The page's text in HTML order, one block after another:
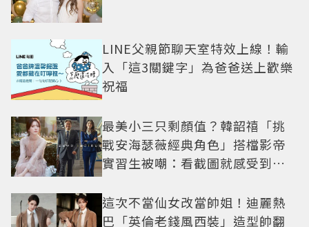
LINE父親節聊天室特效上線！輸
入「這3關鍵字」為爸爸送上歡樂
祝福
最美小三只剩顏值？韓韶禧「挑
戰安海瑟薇經典角色」搭檔影帝
實習生被嘲：看截圖就感受到演
這次不當仙女改當帥姐！迪麗熱
巴「英倫老錢風西裝」造型帥翻